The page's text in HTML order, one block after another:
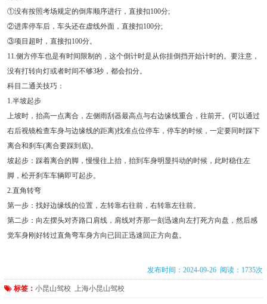
①没有按照考场规定的倒库顺序进行，直接扣100分;
②进库停车后，车头还在虚线外面，直接扣100分;
③项目超时，直接扣100分。
11.侧方停车也是有时间限制的，这个倒计时是从你挂倒挡开始计时的。要注意，
没有打转向灯或者时间不够3秒，都会扣分。
科目二通关技巧：
1.半坡起步
上坡时，抬高一点离合，左侧雨刮器最高点与右边缘线重合，往前开。(可以通过
右后视镜检查车身与边缘线的距离)找准点位停车，停车的时候，一定要同时踩下
离合和刹车(离合要踩到底)。
坡起步：踩着离合的脚，慢慢往上抬，抬到车身明显抖动的时候，此时稳住左
脚，松开刹车车辆即可起步。
2.直角转弯
第一步：找好边缘线的位置，左转靠右往前，右转靠左往前。
第二步：向左摆头对齐路口肩线，肩线对齐那一刻迅速向左打死方向盘，然后感
觉车身刚好转过直角弯车身方向已回正迅速回正方向盘。
发布时间：2024-09-26 阅读：1735次
标签： 小昆山驾校 上海小昆山驾校